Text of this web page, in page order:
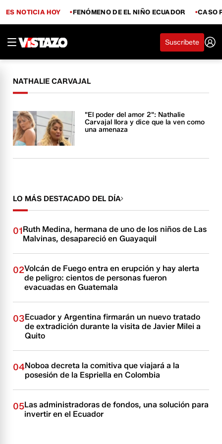
ES NOTICIA HOY FENÓMENO DE EL NIÑO ECUADOR CASO
Suscríbete
NATHALIE CARVAJAL
"El poder del amor 2": Nathalie
Carvajal llora y dice que la ven como
una amenaza
LO MÁS DESTACADO DEL DÍA
01Ruth Medina, hermana de uno de los niños de Las
Malvinas, desapareció en Guayaquil
02Volcán de Fuego entra en erupción y hay alerta
de peligro: cientos de personas fueron
evacuadas en Guatemala
03Ecuador y Argentina firmarán un nuevo tratado
de extradición durante la visita de Javier Milei a
Quito
04Noboa decreta la comitiva que viajará a la
posesión de la Espriella en Colombia
05Las administradoras de fondos, una solución para
invertir en el Ecuador